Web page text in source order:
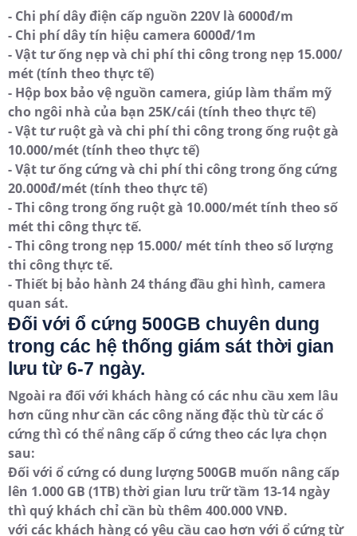
- Chi phí dây điện cấp nguồn 220V là 6000đ/m
- Chi phí dây tín hiệu camera 6000đ/1m
- Vật tư ống nẹp và chi phí thi công trong nẹp 15.000/
mét (tính theo thực tế)
- Hộp box bảo vệ nguồn camera, giúp làm thẩm mỹ
cho ngôi nhà của bạn 25K/cái (tính theo thực tế)
- Vật tư ruột gà và chi phí thi công trong ống ruột gà
10.000/mét (tính theo thực tế)
- Vật tư ống cứng và chi phí thi công trong ống cứng
20.000đ/mét (tính theo thực tế)
- Thi công trong ống ruột gà 10.000/mét tính theo số
mét thi công thực tế.
- Thi công trong nẹp 15.000/ mét tính theo số lượng
thi công thực tế.
- Thiết bị bảo hành 24 tháng đầu ghi hình, camera
quan sát.
Đối với ổ cứng 500GB chuyên dung
trong các hệ thống giám sát thời gian
lưu từ 6-7 ngày.
Ngoài ra đối với khách hàng có các nhu cầu xem lâu
hơn cũng như cần các công năng đặc thù từ các ổ
cứng thì có thể nâng cấp ổ cứng theo các lựa chọn
sau:
Đối với ổ cứng có dung lượng 500GB muốn nâng cấp
lên 1.000 GB (1TB) thời gian lưu trữ tầm 13-14 ngày
thì quý khách chỉ cần bù thêm 400.000 VNĐ.
với các khách hàng có yêu cầu cao hơn với ổ cứng từ